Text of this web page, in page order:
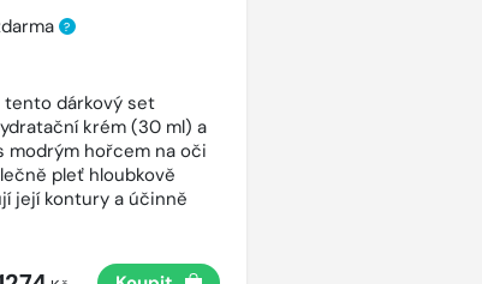
?
tento dárkový set
krém (30 ml) a
modrým hořcem na oči
pleť hloubkově
její kontury a účinně